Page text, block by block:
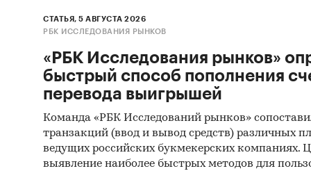
СТАТЬЯ, 5 АВГУСТА 2026
РБК ИССЛЕДОВАНИЯ РЫНКОВ
«РБК Исследования рынков»
быстрый способ пополнения
перевода выигрышей
Команда «РБК Исследований рынков»
транзакций (ввод и вывод средств) различных
ведущих российских букмекерских компаниях.
выявление наиболее быстрых методов для